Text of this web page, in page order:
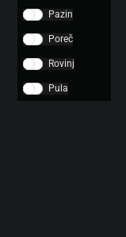
Pazin
Poreč
Rovinj
Pula